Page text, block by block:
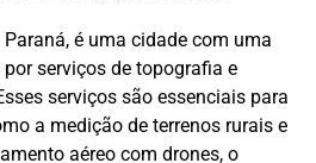
é uma cidade com uma
serviços de topografia e
serviços são essenciais para
a medição de terrenos rurais e
aéreo com drones, o